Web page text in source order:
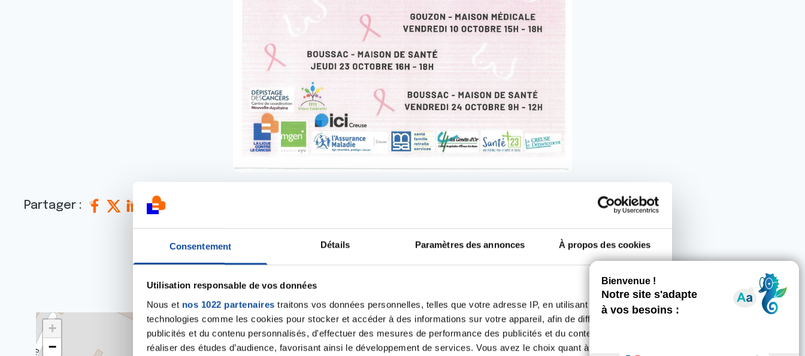
Consentement Détails Paramètres des annonces À propos des cookies
Utilisation responsable de vos données
Nous et nos 1022 partenaires traitons vos données personnelles, telles que votre adresse IP, en utilisant des
technologies comme les cookies pour stocker et accéder à des informations sur votre appareil, afin de diffuser des
publicités et du contenu personnalisés, d'effectuer des mesures de performance des publicités et du contenu, ainsi que de
réaliser des études d’audience, favorisant ainsi le développement de services. Vous avez le choix quant à l'utilisation de
Partager :
Où participer à cet événement ?
+
−